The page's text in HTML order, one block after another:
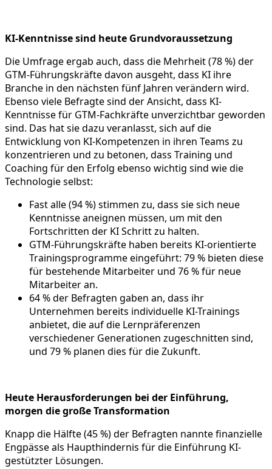
KI-Kenntnisse sind heute Grundvoraussetzung
Die Umfrage ergab auch, dass die Mehrheit (78 %) der
GTM-Führungskräfte davon ausgeht, dass KI ihre
Branche in den nächsten fünf Jahren verändern wird.
Ebenso viele Befragte sind der Ansicht, dass KI-
Kenntnisse für GTM-Fachkräfte unverzichtbar geworden
sind. Das hat sie dazu veranlasst, sich auf die
Entwicklung von KI-Kompetenzen in ihren Teams zu
konzentrieren und zu betonen, dass Training und
Coaching für den Erfolg ebenso wichtig sind wie die
Technologie selbst:
Fast alle (94 %) stimmen zu, dass sie sich neue
Kenntnisse aneignen müssen, um mit den
Fortschritten der KI Schritt zu halten.
GTM-Führungskräfte haben bereits KI-orientierte
Trainingsprogramme eingeführt: 79 % bieten diese
für bestehende Mitarbeiter und 76 % für neue
Mitarbeiter an.
64 % der Befragten gaben an, dass ihr
Unternehmen bereits individuelle KI-Trainings
anbietet, die auf die Lernpräferenzen
verschiedener Generationen zugeschnitten sind,
und 79 % planen dies für die Zukunft.
Heute Herausforderungen bei der Einführung,
morgen die große Transformation
Knapp die Hälfte (45 %) der Befragten nannte finanzielle
Engpässe als Haupthindernis für die Einführung KI-
gestützter Lösungen.